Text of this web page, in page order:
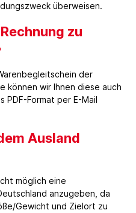
überweisen.
zu
der
können wir Ihnen diese auch
PDF-Format per E-Mail
Ausland
möglich eine
anzugeben, da
Gewicht und Zielort zu